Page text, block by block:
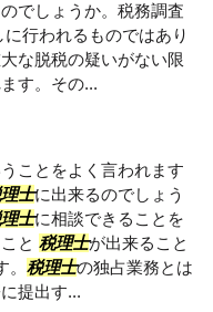
でしょうか。税務調査
行われるものではあり
な脱税の疑いがない限
す。その...
ことをよく言われます
士に出来るのでしょう
士に相談できることを
と 税理士が出来ること
税理士の独占業務とは
提出す...